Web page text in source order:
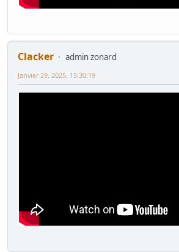
Clacker
admin zonard
Janvier 29, 2025, 15:30:19